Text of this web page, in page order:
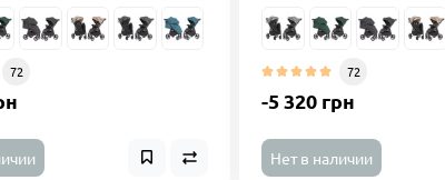
72 72
-5 320 грн
Нет в наличии